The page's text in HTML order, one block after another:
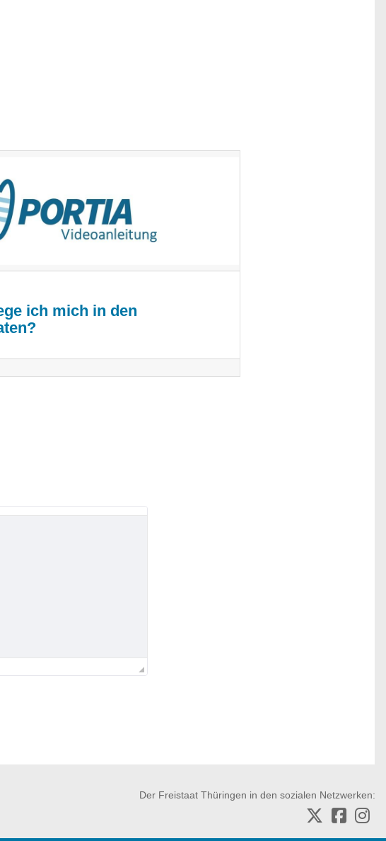
ich mich in den
Der Freistaat Thüringen in den sozialen Netzwerken: